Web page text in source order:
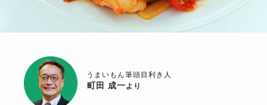
うまいもん筆頭目利き人
町田 成一より